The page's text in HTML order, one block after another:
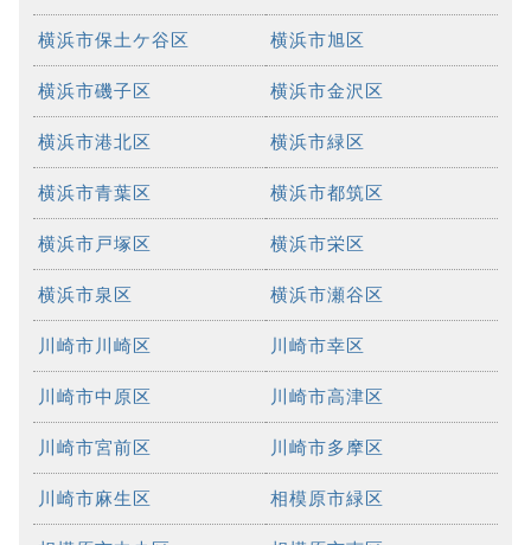
横浜市保土ケ谷区 横浜市旭区
横浜市磯子区 横浜市金沢区
横浜市港北区 横浜市緑区
横浜市青葉区 横浜市都筑区
横浜市戸塚区 横浜市栄区
横浜市泉区 横浜市瀬谷区
川崎市川崎区 川崎市幸区
川崎市中原区 川崎市高津区
川崎市宮前区 川崎市多摩区
川崎市麻生区 相模原市緑区